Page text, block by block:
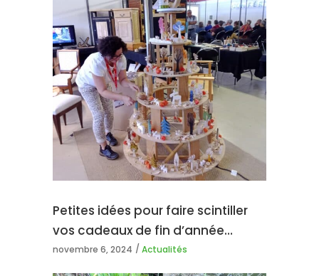
Petites idées pour faire scintiller
vos cadeaux de fin d’année…
novembre 6, 2024 Actualités